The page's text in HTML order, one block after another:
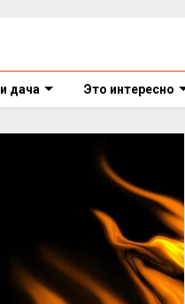
дача Это интересно